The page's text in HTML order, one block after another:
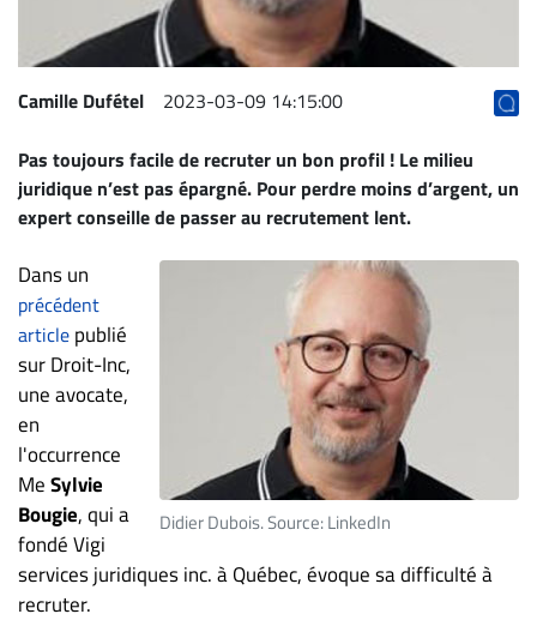
EMPLOIS
AVOCATS
JURISTES
Offres
Formation
Continue
Métiers
Scoop?
ET
ENTREPRISES
Espace
entreprises
Page
entreprises
Camille Dufétel 2023-03-09 14:15:00
Pas toujours facile de recruter un bon profil ! Le milieu
juridique n’est pas épargné. Pour perdre moins d’argent, un
expert conseille de passer au recrutement lent.
Didier Dubois. Source: LinkedIn
Dans un
précédent
article publié
sur Droit-Inc,
une avocate,
en
l'occurrence
MeSylvie
Bougie, qui a
fondé Vigi
services juridiques inc. à Québec, évoque sa difficulté à
recruter.